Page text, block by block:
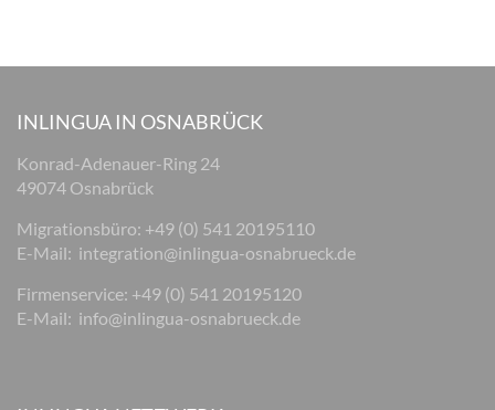
INLINGUA IN OSNABRÜCK
Konrad-Adenauer-Ring 24
49074 Osnabrück
Migrationsbüro: +49 (0) 541 20195110
E-Mail: integration@inlingua-osnabrueck.de
Firmenservice: +49 (0) 541 20195120
E-Mail: info@inlingua-osnabrueck.de